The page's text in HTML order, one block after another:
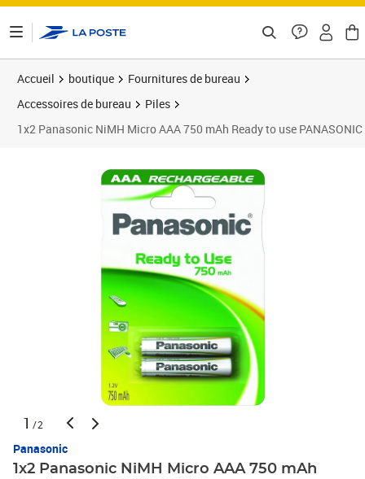
Accueil boutique
Fournitures de bureau
Accessoires de bureau
Piles
1x2 Panasonic NiMH Micro AAA 750 mAh Ready to use PANASONIC
1 /2
Panasonic
1x2 Panasonic NiMH Micro AAA 750 mAh